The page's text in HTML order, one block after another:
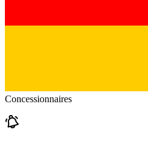
Concessionnaires